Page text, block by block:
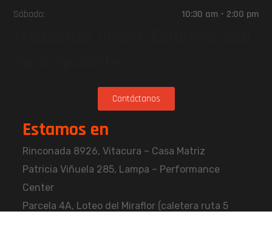
Sábado:
10:30 am - 2:00 pm
Contáctanos
Estamos en
Rinconada 8926, Vitacura – Casa Matriz
Patricia Viñuela 285, Lampa – Performance
Center
Parcela 4A, Loteo del Miraflor (caletera ruta 5